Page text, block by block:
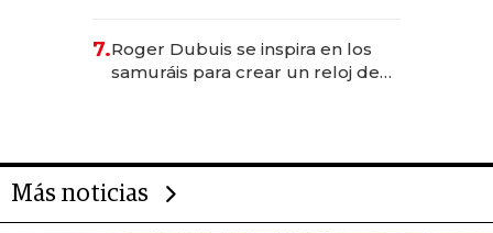
rol de la IA
7.Roger Dubuis se inspira en los
samuráis para crear un reloj de
Más noticias